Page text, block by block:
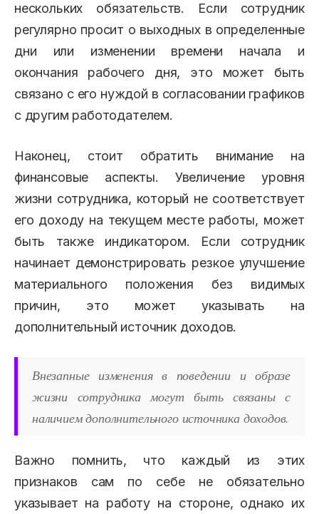
нескольких обязательств. Если сотрудник
регулярно просит о выходных в определенные
дни или изменении времени начала и
окончания рабочего дня, это может быть
связано с его нуждой в согласовании графиков
с другим работодателем.
Наконец, стоит обратить внимание на
финансовые аспекты. Увеличение уровня
жизни сотрудника, который не соответствует
его доходу на текущем месте работы, может
быть также индикатором. Если сотрудник
начинает демонстрировать резкое улучшение
материального положения без видимых
причин, это может указывать на
дополнительный источник доходов.
Внезапные изменения в поведении и образе
жизни сотрудника могут быть связаны с
наличием дополнительного источника доходов.
Важно помнить, что каждый из этих
признаков сам по себе не обязательно
указывает на работу на стороне, однако их